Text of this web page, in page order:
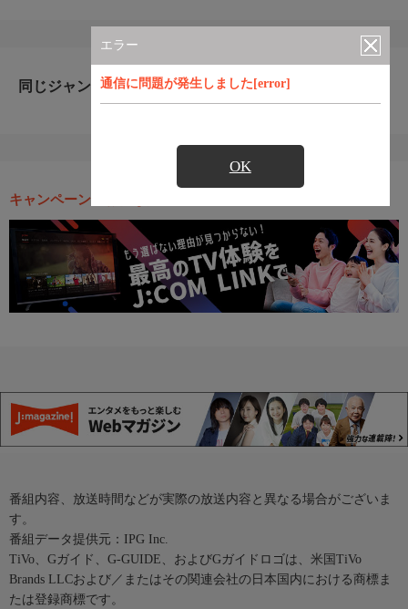
エラー
通信に問題が発生しました[error]
OK
同じジャンルのおすすめ番組
キャンペーン・お得な情報
番組内容、放送時間などが実際の放送内容と異なる場合がございま
す。
番組データ提供元：IPG Inc.
TiVo、Gガイド、G-GUIDE、およびGガイドロゴは、米国TiVo
Brands LLCおよび／またはその関連会社の日本国内における商標ま
たは登録商標です。